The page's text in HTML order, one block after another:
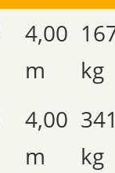
4,00
m
kg
4,00
m
kg